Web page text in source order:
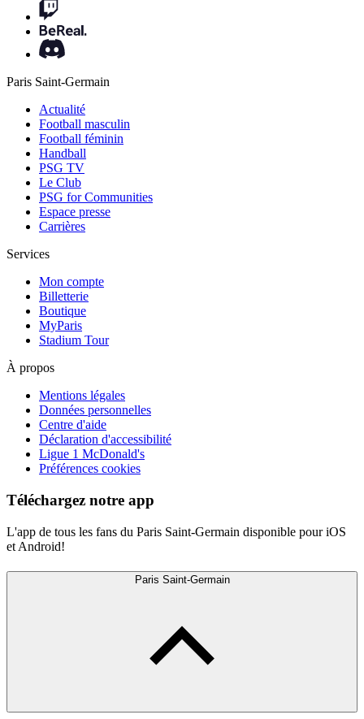
Paris Saint-Germain
Actualité
Football masculin
Football féminin
Handball
PSG TV
Le Club
PSG for Communities
Espace presse
Carrières
Services
Mon compte
Billetterie
Boutique
MyParis
Stadium Tour
À propos
Mentions légales
Données personnelles
Centre d'aide
Déclaration d'accessibilité
Ligue 1 McDonald's
Préférences cookies
Téléchargez notre app
L'app de tous les fans du Paris Saint-Germain disponible pour iOS
et Android!
Paris Saint-Germain